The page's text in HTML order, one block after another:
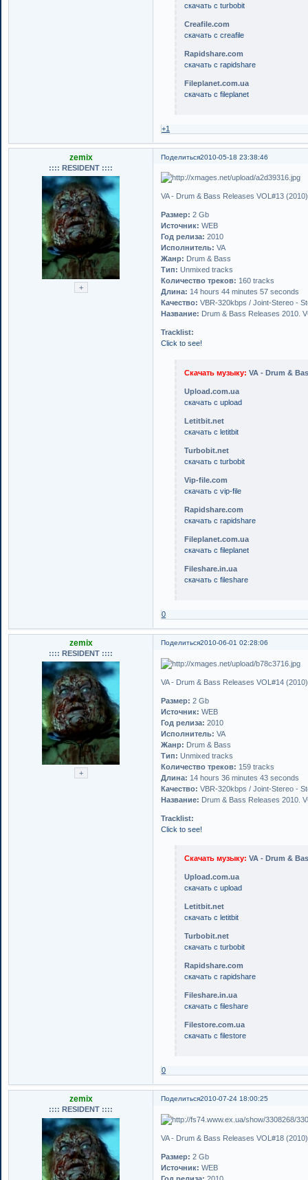
скачать с turbobit
Сreafile.com
скачать с creafile
Rapidshare.com
скачать с rapidshare
Fileplanet.com.ua
скачать с fileplanet
+1
Поделиться2010-05-18 23:38:46
zemix
:::: RESIDENT ::::
VA - Drum & Bass Releases VOL#13
Размер: 2 Gb
Источник: WEB
Год релиза: 2010
Исполнитель: VA
Жанр: Drum & Bass
Тип: Unmixed tracks
Количество треков: 160 tracks
Длина: 14 hours 44 minutes 57 seconds
Качество: VBR-320kbps / Joint-Stereo -
Название: Drum & Bass Releases 2010.
Tracklist:
Click to see!
Скачать музыку: VA - Drum &
Upload.com.ua
скачать с upload
Letitbit.net
скачать с letitbit
Turbobit.net
скачать с turbobit
Vip-file.com
скачать с vip-file
Rapidshare.com
скачать с rapidshare
Fileplanet.com.ua
скачать с fileplanet
Fileshare.in.ua
скачать с fileshare
0
Поделиться2010-06-01 02:28:06
zemix
:::: RESIDENT ::::
VA - Drum & Bass Releases VOL#14
Размер: 2 Gb
Источник: WEB
Год релиза: 2010
Исполнитель: VA
Жанр: Drum & Bass
Тип: Unmixed tracks
Количество треков: 159 tracks
Длина: 14 hours 36 minutes 43 seconds
Качество: VBR-320kbps / Joint-Stereo -
Название: Drum & Bass Releases 2010.
Tracklist:
Click to see!
Скачать музыку: VA - Drum &
Upload.com.ua
скачать с upload
Letitbit.net
скачать с letitbit
Turbobit.net
скачать с turbobit
Rapidshare.com
скачать с rapidshare
Fileshare.in.ua
скачать с fileshare
Filestore.com.ua
скачать с filestore
0
Поделиться2010-07-24 18:00:25
zemix
:::: RESIDENT ::::
VA - Drum & Bass Releases VOL#18 (2010)
Размер: 2 Gb
Источник: WEB